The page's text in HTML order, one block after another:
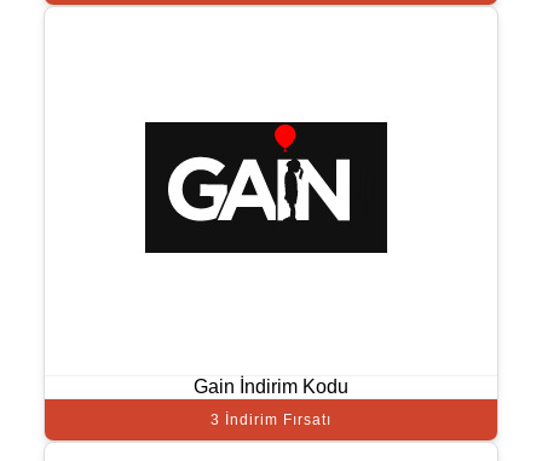
Gain İndirim Kodu
3 İndirim Fırsatı